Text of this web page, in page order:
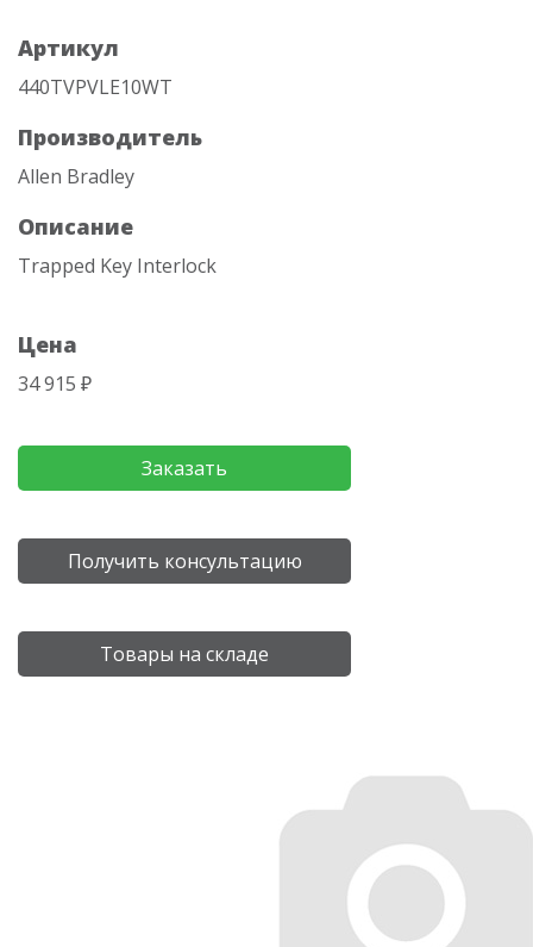
Артикул
440TVPVLE10WT
Производитель
Allen Bradley
Описание
Trapped Key Interlock
Цена
34 915 ₽
Заказать
Получить консультацию
Товары на складе